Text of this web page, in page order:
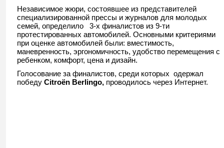
Независимое жюри, состоявшее из представителей
специализированной прессы и журналов для молодых
семей, определило 3-х финалистов из 9-ти
протестированных автомобилей. Основными критериями
при оценке автомобилей были: вместимость,
маневренность, эргономичность, удобство перемещения с
ребенком, комфорт, цена и дизайн.
Голосование за финалистов, среди которых одержал
победу Citroën Berlingo, проводилось через Интернет.